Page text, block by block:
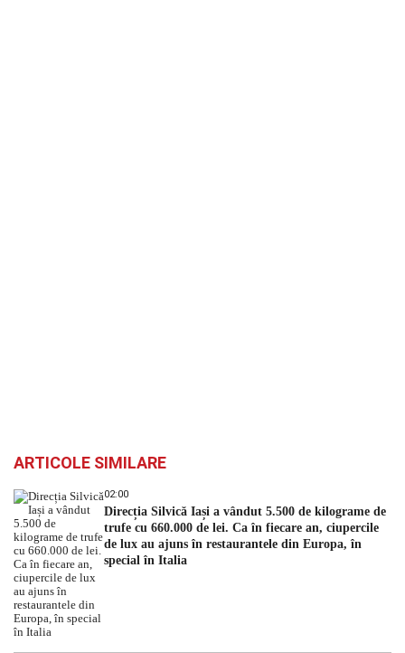
ARTICOLE SIMILARE
02:00
Direcția Silvică Iași a vândut 5.500 de kilograme de
trufe cu 660.000 de lei. Ca în fiecare an, ciupercile
de lux au ajuns în restaurantele din Europa, în
special în Italia